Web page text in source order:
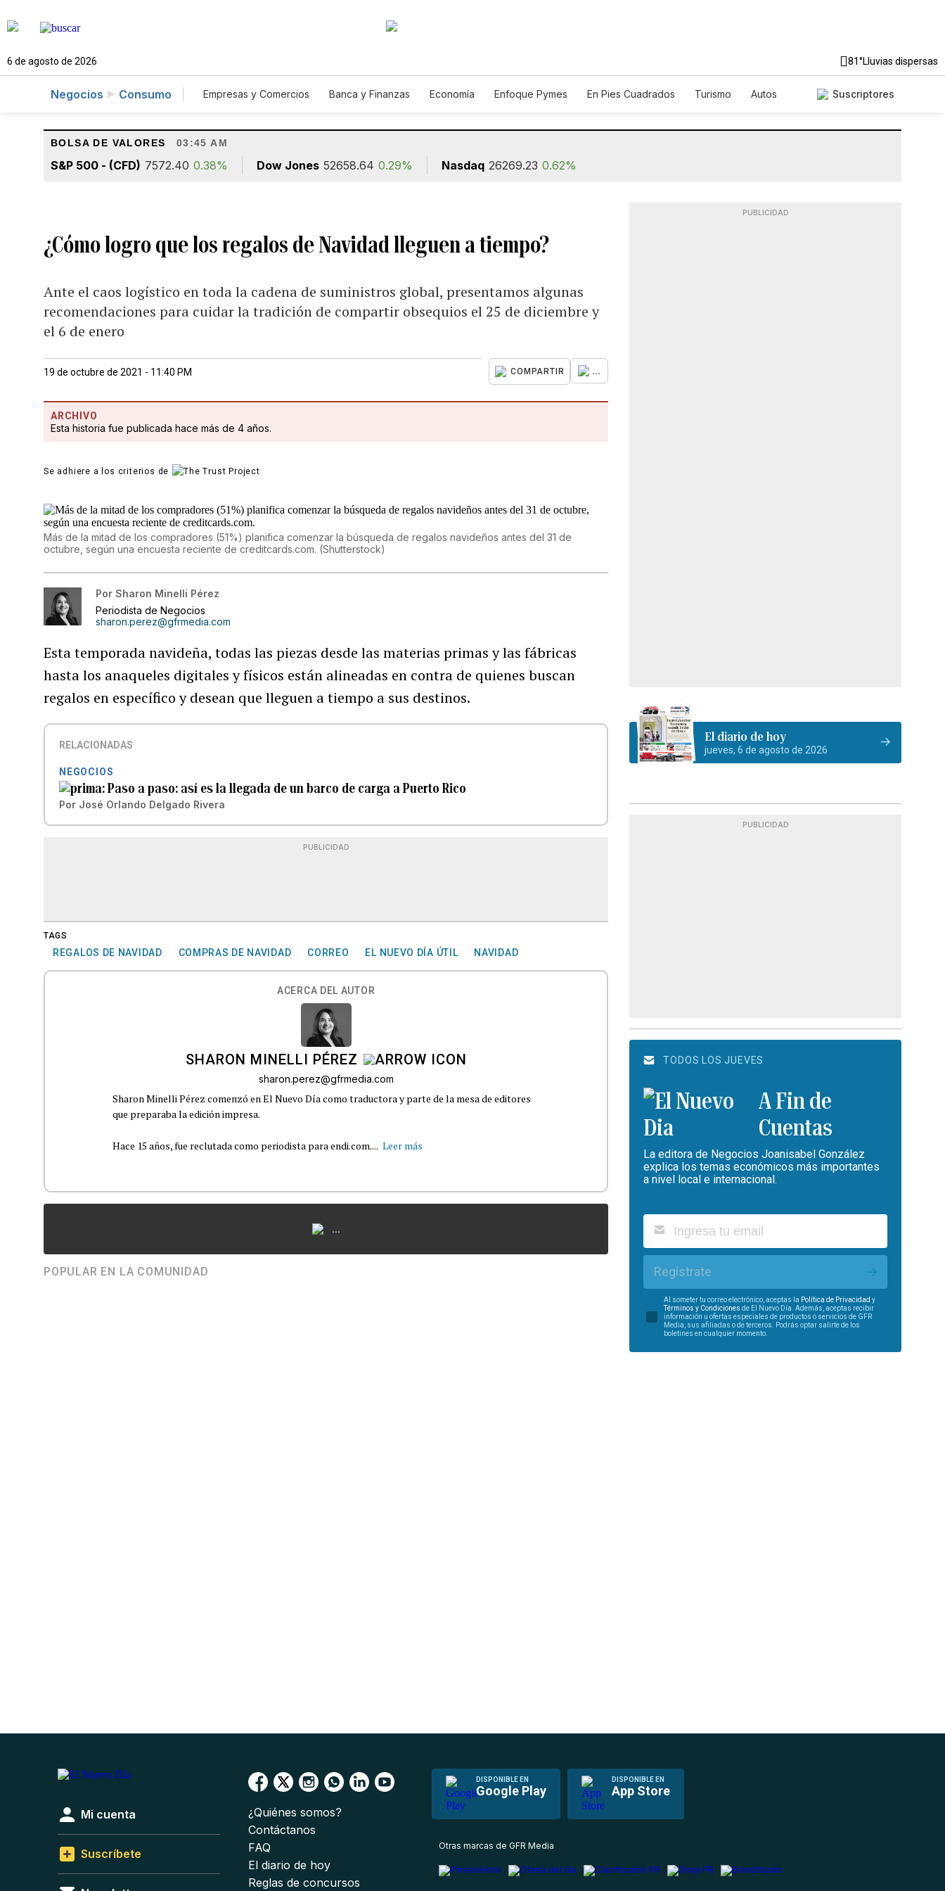
6 de agosto de 2026 81°Lluvias dispersas
Negocios Consumo Empresas y Comercios Banca y Finanzas Economía Enfoque Pymes En Pies Cuadrados Turismo
Autos
Suscriptores
BOLSA DE VALORES 03:45 AM
S&P 500 - (CFD) 7572.40 0.38% Dow Jones 52658.64 0.29% Nasdaq 26269.23 0.62%
¿Cómo logro que los regalos de Navidad lleguen a tiempo?
Ante el caos logístico en toda la cadena de suministros global, presentamos algunas
recomendaciones para cuidar la tradición de compartir obsequios el 25 de diciembre y
el 6 de enero
19 de octubre de 2021 - 11:40 PM COMPARTIR ...
ARCHIVO
Esta historia fue publicada hace más de 4 años.
Se adhiere a los criterios de
Más de la mitad de los compradores (51%) planifica comenzar la búsqueda de regalos navideños antes del 31 de
octubre, según una encuesta reciente de creditcards.com. (Shutterstock)
Por Sharon Minelli Pérez
Periodista de Negocios
sharon.perez@gfrmedia.com
Esta temporada navideña, todas las piezas desde las materias primas y las fábricas
hasta los anaqueles digitales y físicos están alineadas en contra de quienes buscan
regalos en específico y desean que lleguen a tiempo a sus destinos.
RELACIONADAS
NEGOCIOS
Paso a paso: así es la llegada de un barco de carga a Puerto Rico
Por José Orlando Delgado Rivera
PUBLICIDAD
TAGS
REGALOS DE NAVIDAD COMPRAS DE NAVIDAD CORREO EL NUEVO DÍA ÚTIL NAVIDAD
ACERCA DEL AUTOR
SHARON MINELLI PÉREZ
sharon.perez@gfrmedia.com
Sharon Minelli Pérez comenzó en El Nuevo Día como traductora y parte de la mesa de editores
que preparaba la edición impresa.
Hace 15 años, fue reclutada como periodista para endi.com.... Leer más
...
POPULAR EN LA COMUNIDAD
PUBLICIDAD
El diario de hoy
jueves, 6 de agosto de 2026
PUBLICIDAD
TODOS LOS JUEVES
A Fin de
Cuentas
La editora de Negocios Joanisabel González
explica los temas económicos más importantes
a nivel local e internacional.
Regístrate
Al someter tu correo electrónico, aceptas la Política de Privacidad y
Términos y Condiciones de El Nuevo Día. Además, aceptas recibir
información u ofertas especiales de productos o servicios de GFR
Media, sus afiliadas o de terceros. Podrás optar salirte de los
boletines en cualquier momento.
DISPONIBLE EN
Google Play
DISPONIBLE EN
App Store
Mi cuenta
Suscríbete
¿Quiénes somos?
Contáctanos
FAQ
El diario de hoy
Reglas de concursos
Otras marcas de GFR Media